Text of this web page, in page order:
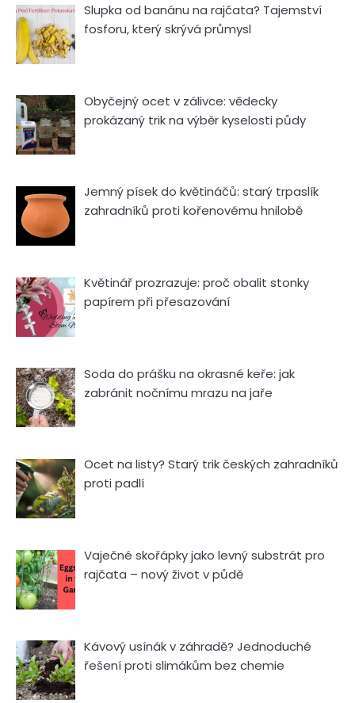
Slupka od banánu na rajčata? Tajemství
fosforu, který skrývá průmysl
Obyčejný ocet v zálivce: vědecky
prokázaný trik na výběr kyselosti půdy
Jemný písek do květináčů: starý trpaslík
zahradníků proti kořenovému hnilobě
Květinář prozrazuje: proč obalit stonky
papírem při přesazování
Soda do prášku na okrasné keře: jak
zabránit nočnímu mrazu na jaře
Ocet na listy? Starý trik českých zahradníků
proti padlí
Vaječné skořápky jako levný substrát pro
rajčata – nový život v půdě
Kávový usínák v záhradě? Jednoduché
řešení proti slimákům bez chemie